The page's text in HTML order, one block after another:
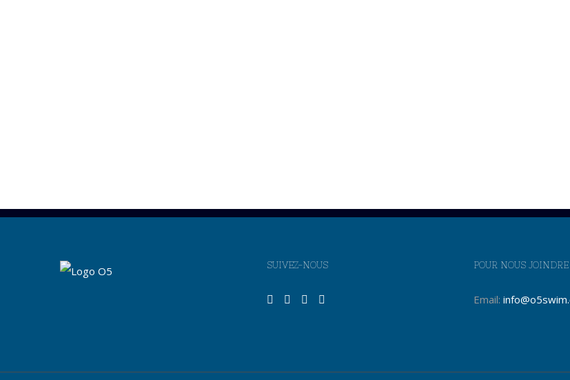
SUIVEZ-NOUS POUR NOUS JOINDRE
Email: